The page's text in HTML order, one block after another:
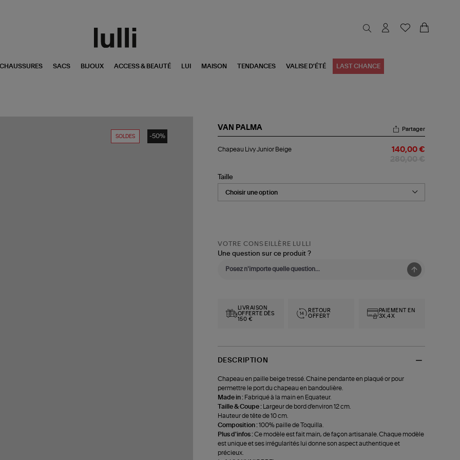
CHAUSSURES SACS BIJOUX ACCESS & BEAUTÉ LUI MAISON TENDANCES VALISE D'ÉTÉ LAST CHANCE
SOLDES -50%
VAN PALMA
Livy
Partager
Chapeau Livy Junior Beige 140,00 €
Taille
VOTRE CONSEILLÈRE LULLI
Une question sur ce produit ?
LIVRAISON
OFFERTE DÈS
150 €
RETOUR
OFFERT
PAIEMENT EN
3X,4X
DESCRIPTION
Chapeau en paille beige tressé. Chaine pendante en plaqué or pour
permettre le port du chapeau en bandoulière.
Made in : Fabriqué à la main en Equateur.
Taille & Coupe :
Largeur de bord d'environ 12 cm.
Hauteur de tête de 10 cm.
Composition :100% paille de Toquilla.
Plus d'infos :Ce modèle est fait main, de façon artisanale. Chaque modèle
est unique et ses irrégularités lui donne son aspect authentique et
précieux.